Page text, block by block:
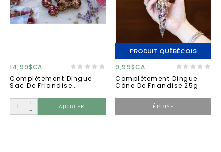
14,99$CA
Complètement Dingue
Sac De Friandise
+
-
AJOUTER
PRODUIT QUÉBÉCOIS
9,99$CA
Complètement Dingue
Cône De Friandise 25g
ÉPUISÉ